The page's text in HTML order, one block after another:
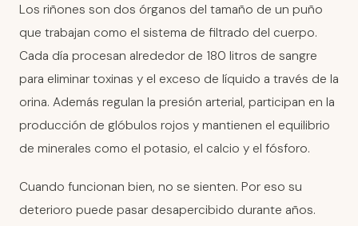
Los riñones son dos órganos del tamaño de un puño
que trabajan como el sistema de filtrado del cuerpo.
Cada día procesan alrededor de 180 litros de sangre
para eliminar toxinas y el exceso de líquido a través de la
orina. Además regulan la presión arterial, participan en la
producción de glóbulos rojos y mantienen el equilibrio
de minerales como el potasio, el calcio y el fósforo.
Cuando funcionan bien, no se sienten. Por eso su
deterioro puede pasar desapercibido durante años.